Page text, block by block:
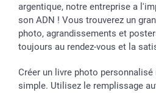
argentique, notre entreprise a
son ADN ! Vous trouverez un
photo, agrandissements et
toujours au rendez-vous et la
Créer un livre photo personnalisé
simple. Utilisez le remplissage